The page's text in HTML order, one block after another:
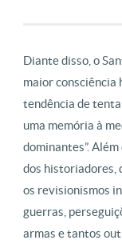
Diante disso, o
maior consciência
tendência de
uma memória à
dominantes”.
dos historiadores,
os revisionismos
guerras,
armas e tantos